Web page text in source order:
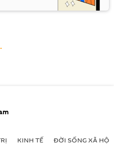
KINH TẾ ĐỜI SỐNG XÃ HỘI